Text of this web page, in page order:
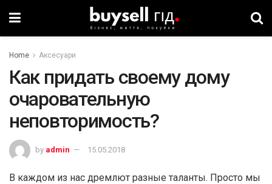
Home Аксесуари
Как придать своему дому
очаровательную
неповторимость?
by admin 15.05.2018
В каждом из нас дремлют разные таланты. Просто мы